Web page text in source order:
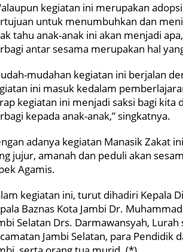
kegiatan ini merupakan
untuk menumbuhkan dan
tahu anak-anak ini akan menjadi
antar sesama merupakan hal
mudahan kegiatan ini berjalan
ini masuk kedalam
kegiatan ini menjadi saksi bagi
kepada anak-anak,” singkatnya.
adanya kegiatan Manasik Zakat
jujur, amanah dan peduli akan
Agamis.
kegiatan ini, turut dihadiri Kepala
Baznas Kota Jambi Dr.
Selatan Drs. Darmawansyah,
Jambi Selatan, para Pendidik